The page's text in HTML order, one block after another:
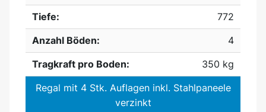
Tiefe:
772
Anzahl Böden:
4
Tragkraft pro Boden:
350 kg
Regal mit 4 Stk. Auflagen inkl. Stahlpaneele
verzinkt